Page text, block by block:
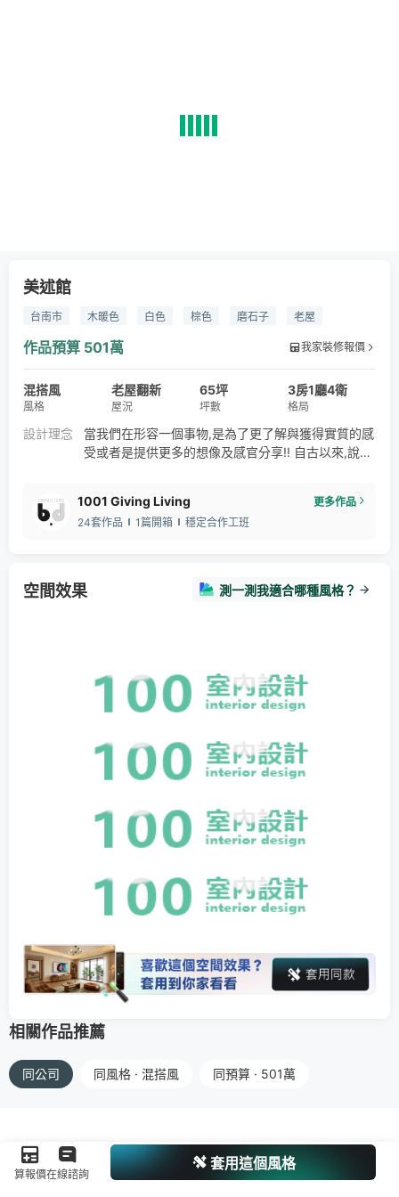
美述館
台南市 木暖色 白色 棕色 磨石子
老屋
角屋
七岩塗料
亞麻壁材
作品預算 501萬 我家裝修報價
混搭風
風格
老屋翻新
屋況
65坪
坪數
3房1廳4衛
格局
設計理念
當我們在形容一個事物,是為了更了解與獲得實質的感
受或者是提供更多的想像及感官分享!! 自古以來,說書
事的由來與經歷,分享彼此的想法與體驗! 而這就是我
們希望小房子美述館,在新舊之間的結合後,能透過這
受!!
1001 Giving Living
更多作品
24套作品
1篇開箱 穩定合作工班
空間效果 測一測我適合哪種風格？
相關作品推薦
同公司 同風格 · 混搭風 同預算 · 501萬
算報價在線諮詢
套用這個風格